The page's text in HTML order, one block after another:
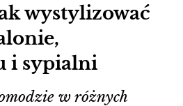
wystylizować
i sypialni
w różnych